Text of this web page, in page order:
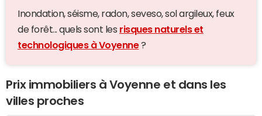
Inondation, séisme, radon, seveso, sol argileux, feux
de forêt... quels sont les risques naturels et
technologiques à Voyenne?
Prix immobiliers à Voyenne et dans les
villes proches